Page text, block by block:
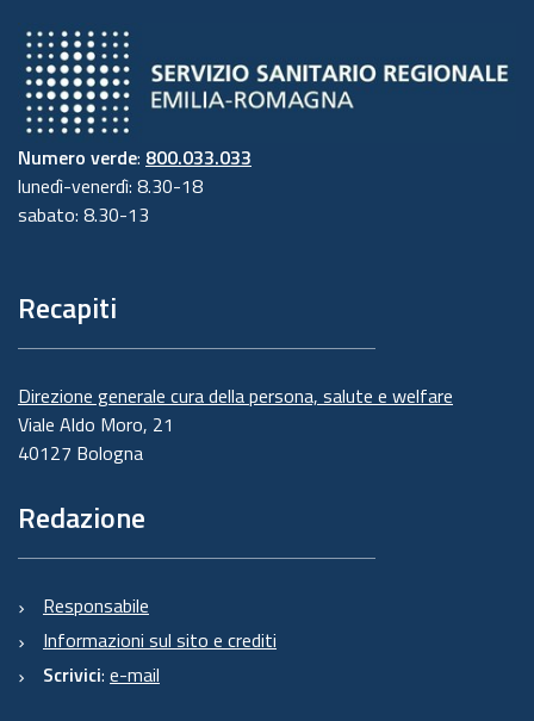
Numero verde: 800.033.033
lunedì-venerdì: 8.30-18
sabato: 8.30-13
Recapiti
Direzione generale cura della persona, salute e welfare
Viale Aldo Moro, 21
40127 Bologna
Redazione
Responsabile
Informazioni sul sito e crediti
Scrivici: e-mail